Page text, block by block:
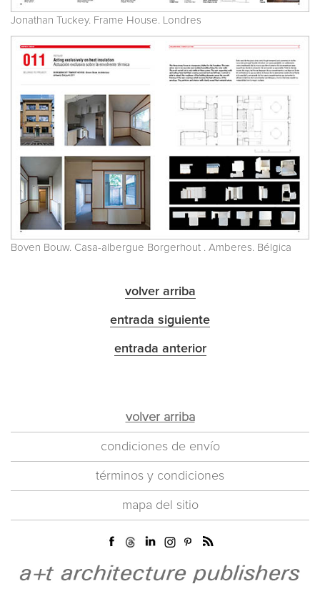
Jonathan Tuckey. Frame House. Londres
Boven Bouw. Casa-albergue Borgerhout . Amberes. Bélgica
volver arriba
entrada siguiente
entrada anterior
volver arriba
condiciones de envío
términos y condiciones
mapa del sitio